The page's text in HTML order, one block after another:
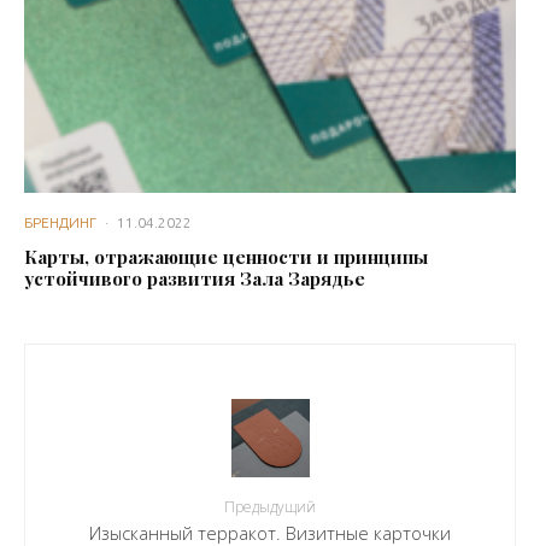
БРЕНДИНГ · 11.04.2022
Карты, отражающие ценности и принципы
устойчивого развития Зала Зарядье
Предыдущий
Изысканный терракот. Визитные карточки